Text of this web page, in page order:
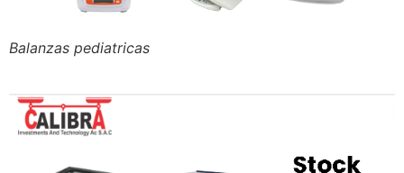
Balanzas pediatricas